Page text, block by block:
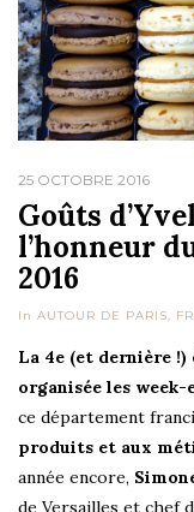
25 OCTOBRE 2016
Goûts
l’honneur
2016
In AUTOUR DE PARIS,
La 4e (et dernière !)
organisée les week-
ce département
produits et aux
année encore,
de Versailles et chef